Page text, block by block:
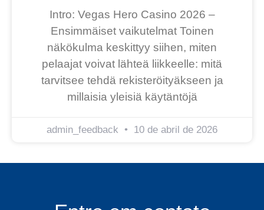
Intro: Vegas Hero Casino 2026 –
Ensimmäiset vaikutelmat Toinen
näkökulma keskittyy siihen, miten
pelaajat voivat lähteä liikkeelle: mitä
tarvitsee tehdä rekisteröityäkseen ja
millaisia yleisiä käytäntöjä
admin_feedback 10 de abril de 2026